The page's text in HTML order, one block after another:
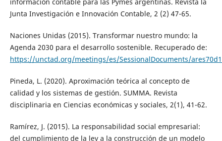
Junta Investigación e Innovación Contable, 2 (2) 47-65.
Naciones Unidas (2015). Transformar nuestro mundo: la
Agenda 2030 para el desarrollo sostenible. Recuperado de:
https://unctad.org/meetings/es/SessionalDocuments/
Pineda, L. (2020). Aproximación teórica al concepto de
calidad y los sistemas de gestión. SUMMA. Revista
disciplinaria en Ciencias económicas y sociales, 2(1), 41-62.
Ramírez, J. (2015). La responsabilidad social empresarial:
del cumplimiento de la ley a la construcción de un modelo